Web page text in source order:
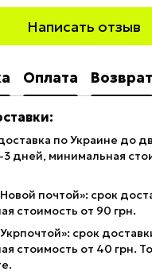
Написать отзыв
Оплата Возврат
по Украине до
3 дней, минимальная
почтой»: срок
стоимость от 90 грн.
срок
стоимость от 40 грн.